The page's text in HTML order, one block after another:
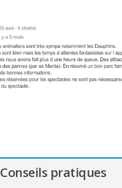
Conseils pratiques